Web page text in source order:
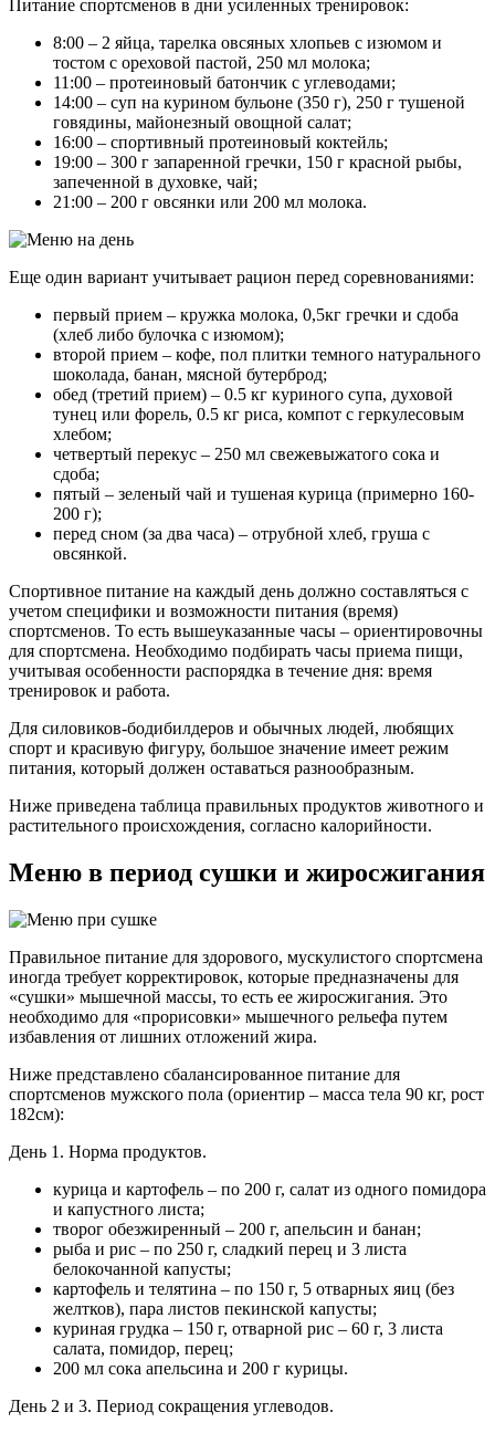
Питание спортсменов в дни усиленных тренировок:
8:00 – 2 яйца, тарелка овсяных хлопьев с изюмом и
тостом с ореховой пастой, 250 мл молока;
11:00 – протеиновый батончик с углеводами;
14:00 – суп на курином бульоне (350 г), 250 г тушеной
говядины, майонезный овощной салат;
16:00 – спортивный протеиновый коктейль;
19:00 – 300 г запаренной гречки, 150 г красной рыбы,
запеченной в духовке, чай;
21:00 – 200 г овсянки или 200 мл молока.
Еще один вариант учитывает рацион перед соревнованиями:
первый прием – кружка молока, 0,5кг гречки и сдоба
(хлеб либо булочка с изюмом);
второй прием – кофе, пол плитки темного натурального
шоколада, банан, мясной бутерброд;
обед (третий прием) – 0.5 кг куриного супа, духовой
тунец или форель, 0.5 кг риса, компот с геркулесовым
хлебом;
четвертый перекус – 250 мл свежевыжатого сока и
сдоба;
пятый – зеленый чай и тушеная курица (примерно 160-
200 г);
перед сном (за два часа) – отрубной хлеб, груша с
овсянкой.
Спортивное питание на каждый день должно составляться с
учетом специфики и возможности питания (время)
спортсменов. То есть вышеуказанные часы – ориентировочны
для спортсмена. Необходимо подбирать часы приема пищи,
учитывая особенности распорядка в течение дня: время
тренировок и работа.
Для силовиков-бодибилдеров и обычных людей, любящих
спорт и красивую фигуру, большое значение имеет режим
питания, который должен оставаться разнообразным.
Ниже приведена таблица правильных продуктов животного и
растительного происхождения, согласно калорийности.
Меню в период сушки и жиросжигания
Правильное питание для здорового, мускулистого спортсмена
иногда требует корректировок, которые предназначены для
«сушки» мышечной массы, то есть ее жиросжигания. Это
необходимо для «прорисовки» мышечного рельефа путем
избавления от лишних отложений жира.
Ниже представлено сбалансированное питание для
спортсменов мужского пола (ориентир – масса тела 90 кг, рост
182см):
День 1. Норма продуктов.
курица и картофель – по 200 г, салат из одного помидора
и капустного листа;
творог обезжиренный – 200 г, апельсин и банан;
рыба и рис – по 250 г, сладкий перец и 3 листа
белокочанной капусты;
картофель и телятина – по 150 г, 5 отварных яиц (без
желтков), пара листов пекинской капусты;
куриная грудка – 150 г, отварной рис – 60 г, 3 листа
салата, помидор, перец;
200 мл сока апельсина и 200 г курицы.
День 2 и 3. Период сокращения углеводов.